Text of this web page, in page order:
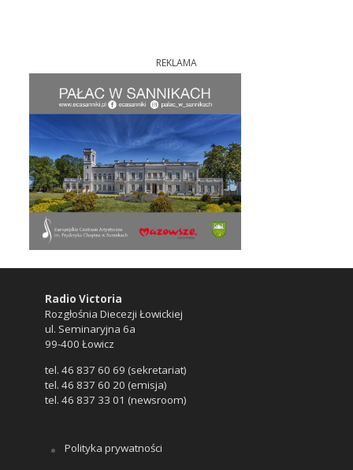
REKLAMA
Radio Victoria
Rozgłośnia Diecezji Łowickiej
ul. Seminaryjna 6a
99-400 Łowicz
tel. 46 837 60 69 (sekretariat)
tel. 46 837 60 20 (emisja)
tel. 46 837 33 01 (newsroom)
Polityka prywatności